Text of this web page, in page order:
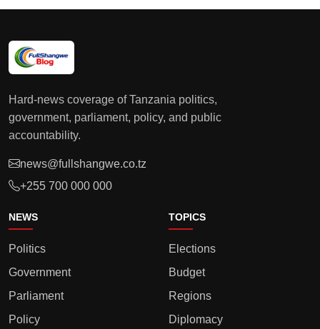
Hard-news coverage of Tanzania politics,
government, parliament, policy, and public
accountability.
news@fullshangwe.co.tz
+255 700 000 000
NEWS
Politics
Government
Parliament
Policy
TOPICS
Elections
Budget
Regions
Diplomacy